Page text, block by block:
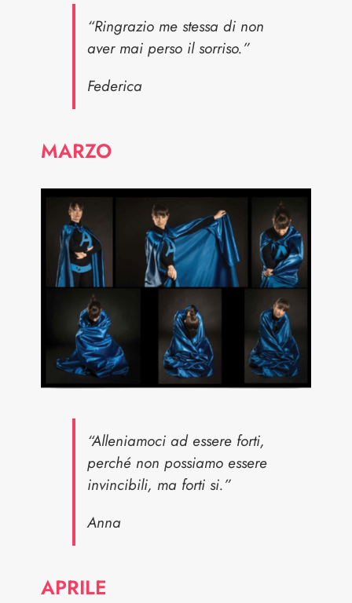
“Ringrazio me stessa di non
aver mai perso il sorriso.”
Federica
MARZO
“Alleniamoci ad essere forti,
perché non possiamo essere
invincibili, ma forti si.”
Anna
APRILE